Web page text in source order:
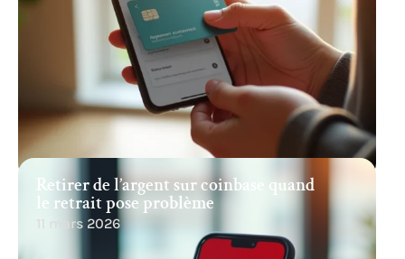
Retirer de l’argent sur coinbase quand
le retrait pose problème
11 mars 2026